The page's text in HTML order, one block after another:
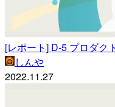
[レポート] D-5 プロダク
しんや
2022.11.27